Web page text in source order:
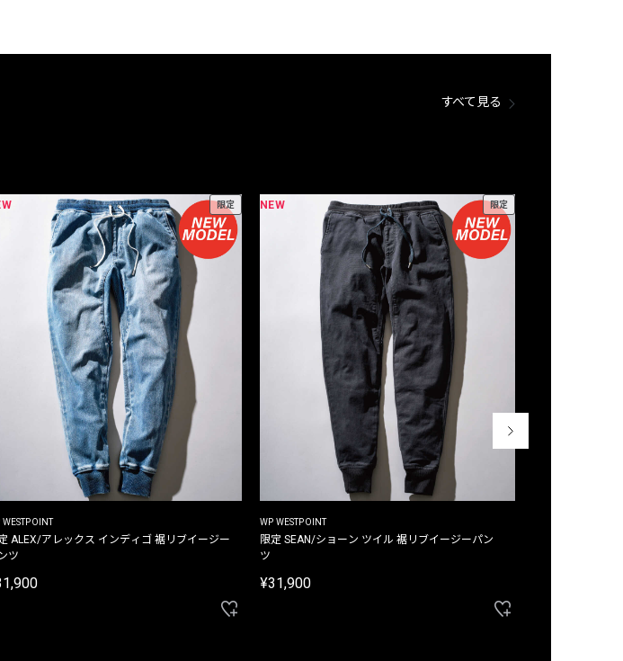
ンド
すべて見る
限定
WESTPOINT
ALEX/アレックス インディゴ 裾リブイージー
ツ
NEW 限定
WP WESTPOINT
限定 SEAN/ショーン ツイル 裾リブイージーパン
ツ
¥31,900